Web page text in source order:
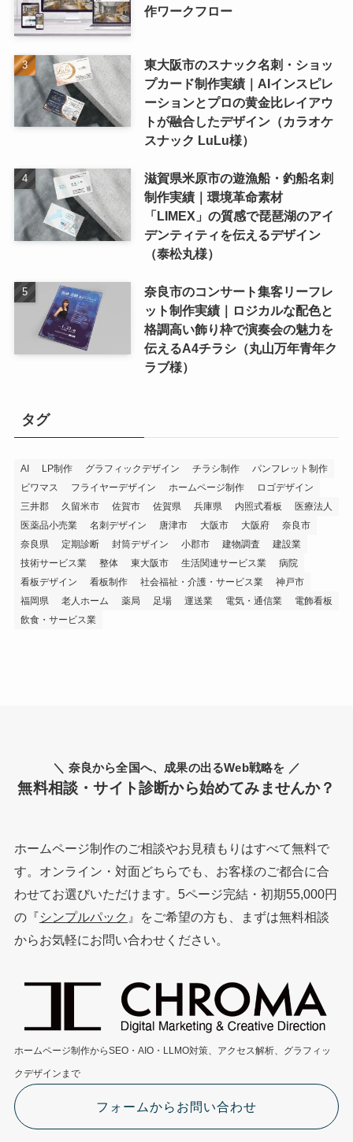
作ワークフロー
東大阪市のスナック名刺・ショッ
プカード制作実績｜AIインスピレ
ーションとプロの黄金比レイアウ
トが融合したデザイン（カラオケ
スナック LuLu様）
滋賀県米原市の遊漁船・釣船名刺
制作実績｜環境革命素材
「LIMEX」の質感で琵琶湖のアイ
デンティティを伝えるデザイン
（泰松丸様）
奈良市のコンサート集客リーフレ
ット制作実績｜ロジカルな配色と
格調高い飾り枠で演奏会の魅力を
伝えるA4チラシ（丸山万年青年ク
ラブ様）
タグ
AI LP制作 グラフィックデザイン チラシ制作
パンフレット制作
ビワマス
フライヤーデザイン ホームページ制作
ロゴデザイン
三井郡
久留米市 佐賀市 佐賀県 兵庫県 内照式看板
医療法人
医薬品小売業
名刺デザイン 唐津市 大阪市 大阪府
奈良市
奈良県
定期診断 封筒デザイン 小郡市 建物調査
建設業
技術サービス業
整体 東大阪市 生活関連サービス業
病院
看板デザイン
看板制作 社会福祉・介護・サービス業
神戸市
福岡県
老人ホーム 薬局 足場 運送業 電気・通信業
電飾看板
飲食・サービス業
＼ 奈良から全国へ、成果の出るWeb戦略を ／
無料相談・サイト診断から始めてみませんか？
ホームページ制作のご相談やお見積もりはすべて無料で
す。オンライン・対面どちらでも、お客様のご都合に合
わせてお選びいただけます。5ページ完結・初期55,000円
の『シンプルパック 』をご希望の方も、まずは無料相談
からお気軽にお問い合わせください。
ホームページ制作からSEO・AIO・LLMO対策、アクセス解析、グラフィッ
クデザインまで
フォームからお問い合わせ